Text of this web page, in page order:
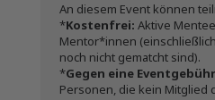
An diesem Event können
*Kostenfrei: Aktive
Mentor*innen
noch nicht gematcht sind).
*Gegen eine
Personen, die kein Mitglied